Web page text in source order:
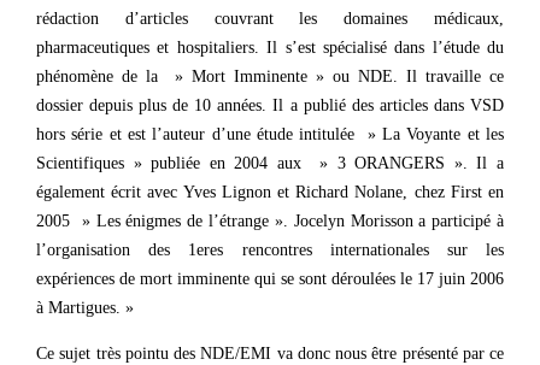
rédaction d’articles couvrant les domaines médicaux,
pharmaceutiques et hospitaliers. Il s’est spécialisé dans l’étude du
phénomène de la » Mort Imminente » ou NDE. Il travaille ce
dossier depuis plus de 10 années. Il a publié des articles dans VSD
hors série et est l’auteur d’une étude intitulée » La Voyante et les
Scientifiques » publiée en 2004 aux » 3 ORANGERS ». Il a
également écrit avec Yves Lignon et Richard Nolane, chez First en
2005 » Les énigmes de l’étrange ». Jocelyn Morisson a participé à
l’organisation des 1eres rencontres internationales sur les
expériences de mort imminente qui se sont déroulées le 17 juin 2006
à Martigues. »
Ce sujet très pointu des NDE/EMI va donc nous être présenté par ce